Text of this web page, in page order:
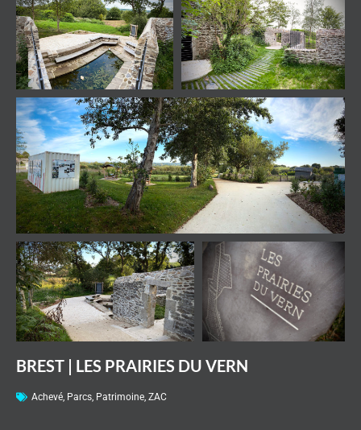
BREST | LES PRAIRIES DU VERN
Achevé, Parcs, Patrimoine, ZAC